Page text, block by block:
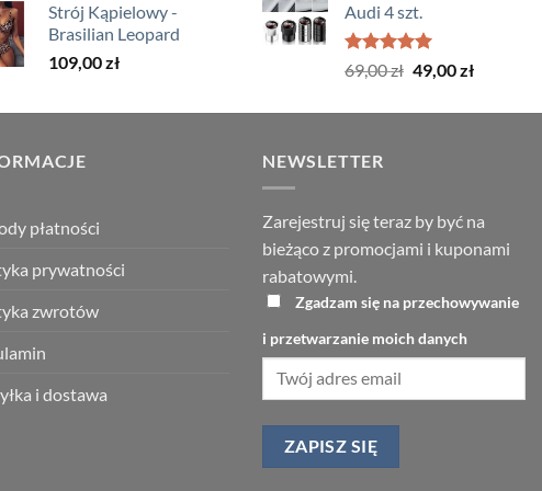
wynosiła:
119,00 zł.
Strój Kąpielowy -
Brasilian Leopard
109,00zł
199,00 zł.
Audi 4 szt.
Oceniono
5.00
69,00zł Pierwotna
wynosiła:
49,00złAktualna
wynosi:
płatności
prywatności
zwrotów
i dostawa
NEWSLETTER
Zarejestruj się teraz by być na
bieżąco z promocjami i kuponami
rabatowymi.
Zgadzam się na przechowywanie
i przetwarzanie moich danych